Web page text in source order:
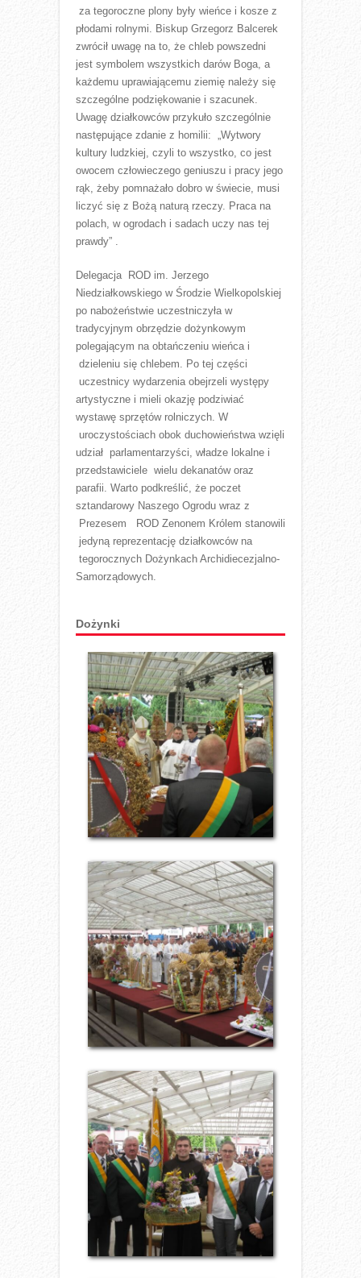
za tegoroczne plony były wieńce i kosze z
płodami rolnymi. Biskup Grzegorz Balcerek
zwrócił uwagę na to, że chleb powszedni
jest symbolem wszystkich darów Boga, a
każdemu uprawiającemu ziemię należy się
szczególne podziękowanie i szacunek.
Uwagę działkowców przykuło szczególnie
następujące zdanie z homilii: „Wytwory
kultury ludzkiej, czyli to wszystko, co jest
owocem człowieczego geniuszu i pracy jego
rąk, żeby pomnażało dobro w świecie, musi
liczyć się z Bożą naturą rzeczy. Praca na
polach, w ogrodach i sadach uczy nas tej
prawdy” .
Delegacja ROD im. Jerzego
Niedziałkowskiego w Środzie Wielkopolskiej
po nabożeństwie uczestniczyła w
tradycyjnym obrzędzie dożynkowym
polegającym na obtańczeniu wieńca i
dzieleniu się chlebem. Po tej części
uczestnicy wydarzenia obejrzeli występy
artystyczne i mieli okazję podziwiać
wystawę sprzętów rolniczych. W
uroczystościach obok duchowieństwa wzięli
udział parlamentarzyści, władze lokalne i
przedstawiciele wielu dekanatów oraz
parafii. Warto podkreślić, że poczet
sztandarowy Naszego Ogrodu wraz z
Prezesem ROD Zenonem Królem stanowili
jedyną reprezentację działkowców na
tegorocznych Dożynkach Archidiecezjalno-
Samorządowych.
Dożynki